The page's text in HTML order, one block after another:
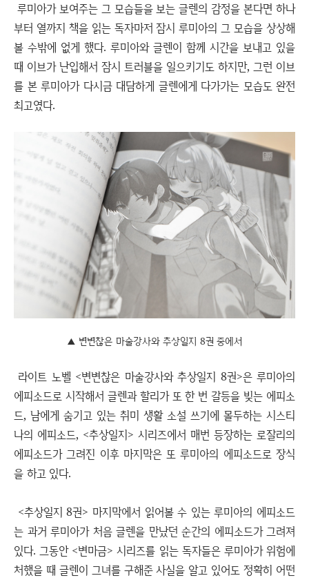
루미아가 보여주는 그 모습들을 보는 글렌의 감정을 본다면 하나
부터 열까지 책을 읽는 독자마저 잠시 루미아의 그 모습을 상상해
볼 수밖에 없게 했다. 루미아와 글렌이 함께 시간을 보내고 있을
때 이브가 난입해서 잠시 트러블을 일으키기도 하지만, 그런 이브
를 본 루미아가 다시금 대담하게 글렌에게 다가가는 모습도 완전
최고였다.
▲ 변변찮은 마술강사와 추상일지 8권 중에서
라이트 노벨 <변변찮은 마술강사와 추상일지 8권>은 루미아의
에피소드로 시작해서 글렌과 할리가 또 한 번 갈등을 빚는 에피소
드, 남에게 숨기고 있는 취미 생활 소설 쓰기에 몰두하는 시스티
나의 에피소드, <추상일지> 시리즈에서 매번 등장하는 로잘리의
에피소드가 그려진 이후 마지막은 또 루미아의 에피소드로 장식
을 하고 있다.
<추상일지 8권> 마지막에서 읽어볼 수 있는 루미아의 에피소드
는 과거 루미아가 처음 글렌을 만났던 순간의 에피소드가 그려져
있다. 그동안 <변마금> 시리즈를 읽는 독자들은 루미아가 위험에
처했을 때 글렌이 그녀를 구해준 사실을 알고 있어도 정확히 어떤